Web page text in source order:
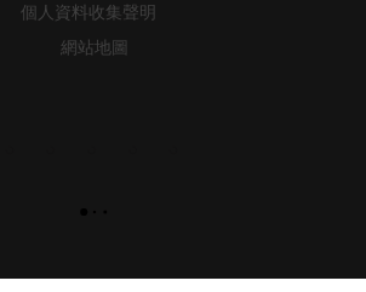
個人資料收集聲明
網站地圖